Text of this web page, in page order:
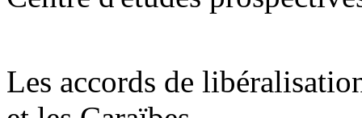
Les accords de